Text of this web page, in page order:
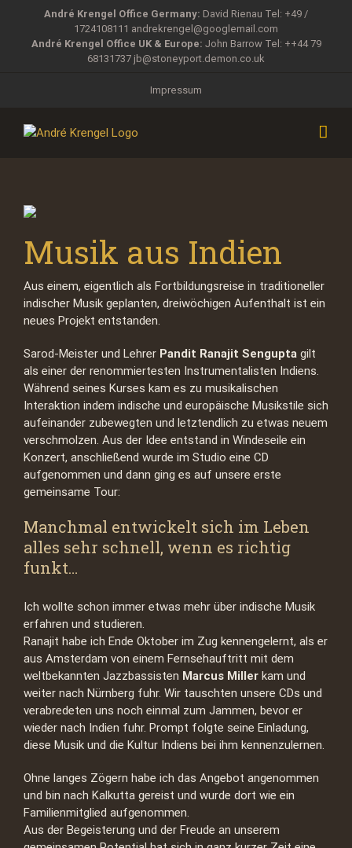
springen
André Krengel Office Germany: David Rienau Tel: +49 /
1724108111 andrekrengel@googlemail.com
André Krengel Office UK & Europe: John Barrow Tel: ++44 79
68131737 jb@stoneyport.demon.co.uk
Impressum
Musik aus Indien
Aus einem, eigentlich als Fortbildungsreise in traditioneller
indischer Musik geplanten, dreiwöchigen Aufenthalt ist ein
neues Projekt entstanden.
Sarod-Meister und Lehrer Pandit Ranajit Sengupta gilt
als einer der renommiertesten Instrumentalisten Indiens.
Während seines Kurses kam es zu musikalischen
Interaktion indem indische und europäische Musikstile sich
aufeinander zubewegten und letztendlich zu etwas neuem
verschmolzen. Aus der Idee entstand in Windeseile ein
Konzert, anschließend wurde im Studio eine CD
aufgenommen und dann ging es auf unsere erste
gemeinsame Tour:
Manchmal entwickelt sich im Leben
alles sehr schnell, wenn es richtig
funkt…
Ich wollte schon immer etwas mehr über indische Musik
erfahren und studieren.
Ranajit habe ich Ende Oktober im Zug kennengelernt, als er
aus Amsterdam von einem Fernsehauftritt mit dem
weltbekannten Jazzbassisten Marcus Miller kam und
weiter nach Nürnberg fuhr. Wir tauschten unsere CDs und
verabredeten uns noch einmal zum Jammen, bevor er
wieder nach Indien fuhr. Prompt folgte seine Einladung,
diese Musik und die Kultur Indiens bei ihm kennenzulernen.
Ohne langes Zögern habe ich das Angebot angenommen
und bin nach Kalkutta gereist und wurde dort wie ein
Familienmitglied aufgenommen.
Aus der Begeisterung und der Freude an unserem